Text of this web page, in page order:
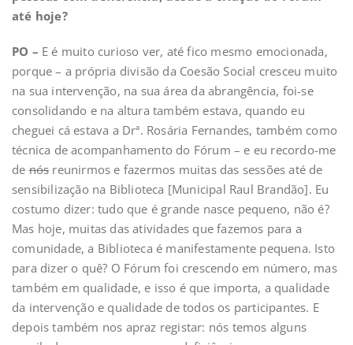
até hoje?
PO – E é muito curioso ver, até fico mesmo emocionada,
porque – a própria divisão da Coesão Social cresceu muito
na sua intervenção, na sua área da abrangência, foi-se
consolidando e na altura também estava, quando eu
cheguei cá estava a Drª. Rosária Fernandes, também como
técnica de acompanhamento do Fórum – e eu recordo-me
denósreunirmos e fazermos muitas das sessões até de
sensibilização na Biblioteca [Municipal Raul Brandão]. Eu
costumo dizer: tudo que é grande nasce pequeno, não é?
Mas hoje, muitas das atividades que fazemos para a
comunidade, a Biblioteca é manifestamente pequena. Isto
para dizer o quê? O Fórum foi crescendo em número, mas
também em qualidade, e isso é que importa, a qualidade
da intervenção e qualidade de todos os participantes. E
depois também nos apraz registar: nós temos alguns